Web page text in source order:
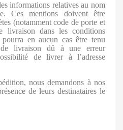
informations relatives au nom
Ces mentions doivent être
(notamment code de porte et
livraison dans les conditions
en aucun cas être tenu
de livraison dû à une erreur
de livrer à l’adresse
nous demandons à nos
de leurs destinataires le